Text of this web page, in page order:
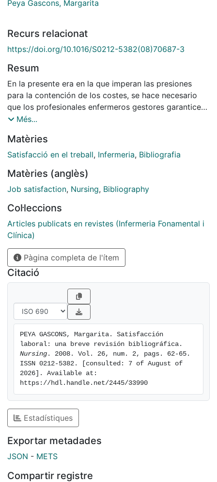
Peya Gascons, Margarita
Recurs relacionat
https://doi.org/10.1016/S0212-5382(08)70687-3
Resum
En la presente era en la que imperan las presiones
para la contención de los costes, se hace necesario
que los profesionales enfermeros gestores garanticen
que los profesionales enfermeros asistenciales tengan
la satisfacción laboral, de forma que se logren buenos
resultados, fruto de una óptima mejora de la calidad
Més...
Matèries
Satisfacció en el treball, Infermeria, Bibliografia
Matèries (anglès)
Job satisfaction, Nursing, Bibliography
Col·leccions
Articles publicats en revistes (Infermeria Fonamental i
Clínica)
Pàgina completa de l'ítem
Citació
PEYA GASCONS, Margarita. Satisfacción
Nursing . 2008. Vol. 26, num. 2, pags. 62-65.
ISSN 0212-5382. [consulted: 7 of August of
2026]. Available at:
https://hdl.handle.net/2445/33990
Estadístiques
Exportar metadades
JSON - METS
Compartir registre